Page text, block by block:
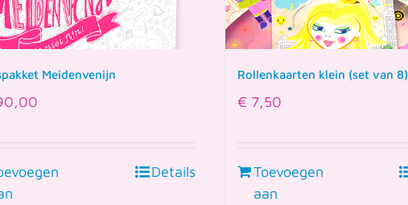
Meidenvenijn
Details
Rollenkaarten klein (set van 8)
€7,50
Toevoegen
aan